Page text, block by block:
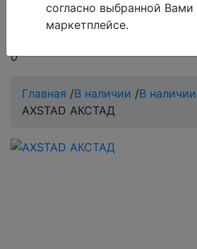
Если Вы не нашли то, что Вы
0
Главная /В наличии /В наличии
AXSTAD АКСТАД
согласно выбранной
маркетплейсе.